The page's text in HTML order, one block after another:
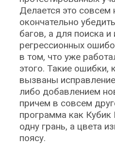
Делается это совсем
окончательно
багов, а для поиска и
регрессионных
в том, что уже
этого. Такие ошибки,
вызваны
либо добавлением
причем в совсем
программа как Кубик
одну грань, а цвета
поясу.